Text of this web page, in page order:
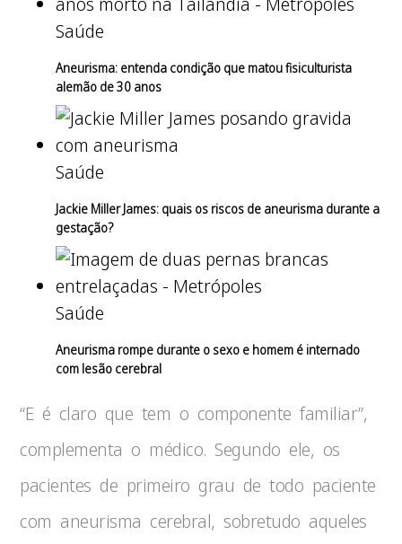
Saúde
Aneurisma: entenda condição que matou fisiculturista
alemão de 30 anos
Saúde
Jackie Miller James: quais os riscos de aneurisma durante a
gestação?
Saúde
Aneurisma rompe durante o sexo e homem é internado
com lesão cerebral
“E é claro que tem o componente familiar”,
complementa o médico. Segundo ele, os
pacientes de primeiro grau de todo paciente
com aneurisma cerebral, sobretudo aqueles